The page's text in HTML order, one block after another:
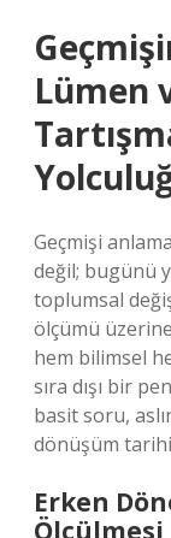
Lümen
Geçmişi
değil; bugünü
toplumsal
ölçümü
hem bilimsel
sıra dışı bir
basit soru,
dönüşüm
Erken
Ölçülmesi